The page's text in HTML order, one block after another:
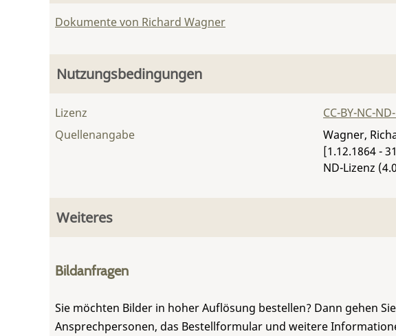
Dokumente von Richard Wagner
Nutzungsbedingungen
Lizenz
CC-BY-NC-
Quellenangabe
Wagner,
[1.12.1864 -
ND-Lizenz
Weiteres
Bildanfragen
Sie möchten Bilder in hoher Auflösung bestellen? Dann gehen
Ansprechpersonen, das Bestellformular und weitere